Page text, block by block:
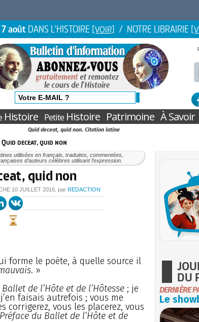
7 août DANS L'HISTOIRE [VOIR] / NOTRE LIBRAIRIE
Histoire PetiteHistoire Patrimoine À Savoir
Quid deceat, quid non. Citation latine
deceat, quid non
utilisées en français, traduites, commentées,
d’auteurs célèbres utilisant l’expression.
quid non
10 JUILLET 2016, par REDACTION
forme le poète, à quelle source il
. »
Ballet de l’Hôte et de l’Hôtesse; je
faisais autrefois ; vous me
corrigerez, vous les placerez, vous
Préface du Ballet de l’Hôte et de
DU
DERNIÈRE
Le